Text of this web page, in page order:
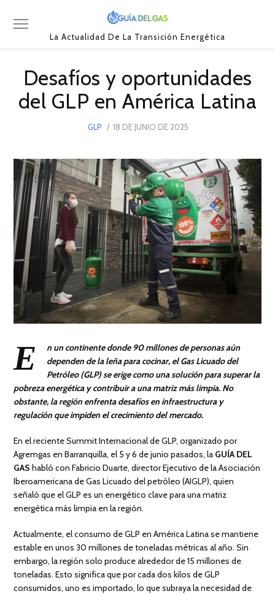
La Actualidad De La Transición Energética
Desafíos y oportunidades
del GLP en América Latina
GLP
POSTED
18 DE JUNIO DE 2025
DE
2025
E
n un continente donde 90 millones de personas aún
dependen de la leña para cocinar, el Gas Licuado del
Petróleo (GLP) se erige como una solución para superar la
pobreza energética y contribuir a una matriz más limpia. No
obstante, la región enfrenta desafíos en infraestructura y
regulación que impiden el crecimiento del mercado.
En el reciente Summit Internacional de GLP, organizado por
Agremgas en Barranquilla, el 5 y 6 de junio pasados, la GUÍA DEL
GAS habló con Fabricio Duarte, director Ejecutivo de la Asociación
Iberoamericana de Gas Licuado del petróleo (AIGLP), quien
señaló que el GLP es un energético clave para una matriz
energética más limpia en la región.
Actualmente, el consumo de GLP en América Latina se mantiene
estable en unos 30 millones de toneladas métricas al año. Sin
embargo, la región solo produce alrededor de 15 millones de
toneladas. Esto significa que por cada dos kilos de GLP
consumidos, uno es importado, lo que subraya la necesidad de